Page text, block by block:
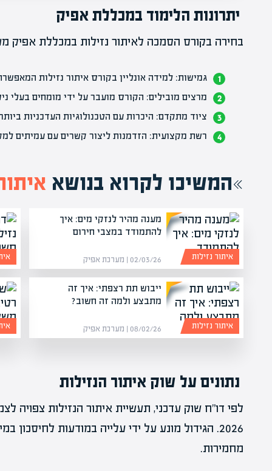
יתרונות הלימוד במכללת אפיק
בחירה בקורס הסמכה לאיתור נזילות במכללת אפיק
גמישות: למידה אונליין בקורס איתור נזילות
מרצים מובילים: הקורס מועבר על ידי מומחים בעלי
ציוד מתקדם: היכרות עם הטכנולוגיות העדכניות
רשת מקצועית: הזדמנות ליצור קשרים עם עמיתים
המשיכו לקרוא בנושא
מענה מהיר לנזקי מים: איך
להתמודד במצבי חירום
02/03/26 | מערכת אפיק איתור נזילות
ייבוש תת רצפתי: איך זה
מתבצע ולמה זה חשוב?
08/02/26 | מערכת אפיק איתור נזילות
נתונים על שוק איתור הנזילות
2026. הגידול מונע על ידי עלייה במודעות לחיסכון
מחמירות.